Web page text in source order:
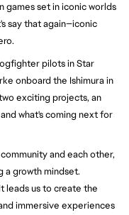
games set in iconic worlds
say that again—iconic
pilots in Star
onboard the Ishimura in
exciting projects, an
what's coming next for
and each other,
a growth mindset.
leads us to create the
immersive experiences